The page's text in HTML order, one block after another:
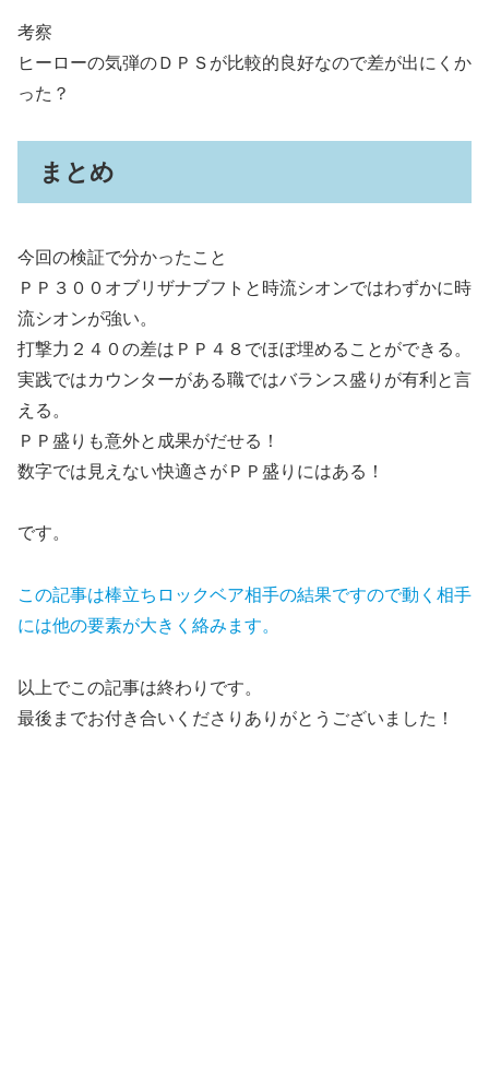
考察
ヒーローの気弾のＤＰＳが比較的良好なので差が出にくか
った？
まとめ
今回の検証で分かったこと
ＰＰ３００オブリザナブフトと時流シオンではわずかに時
流シオンが強い。
打撃力２４０の差はＰＰ４８でほぼ埋めることができる。
実践ではカウンターがある職ではバランス盛りが有利と言
える。
ＰＰ盛りも意外と成果がだせる！
数字では見えない快適さがＰＰ盛りにはある！
です。
この記事は棒立ちロックベア相手の結果ですので動く相手
には他の要素が大きく絡みます。
以上でこの記事は終わりです。
最後までお付き合いくださりありがとうございました！